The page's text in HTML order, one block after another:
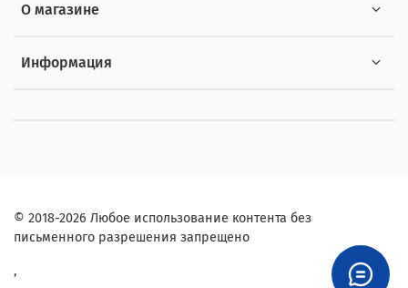
О магазине
Информация
© 2018-2026 Любое использование контента без
письменного разрешения запрещено
,